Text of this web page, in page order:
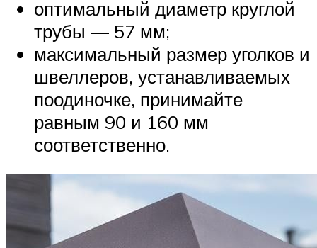
оптимальный диаметр круглой
трубы — 57 мм;
максимальный размер уголков и
швеллеров, устанавливаемых
поодиночке, принимайте
равным 90 и 160 мм
соответственно.